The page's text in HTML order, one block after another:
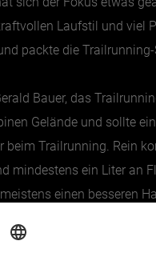
Laufstil und viel
packte die
Bauer, das
Gelände und sollte
beim Trailrunning. Rein
mindestens ein Liter an
einen besseren